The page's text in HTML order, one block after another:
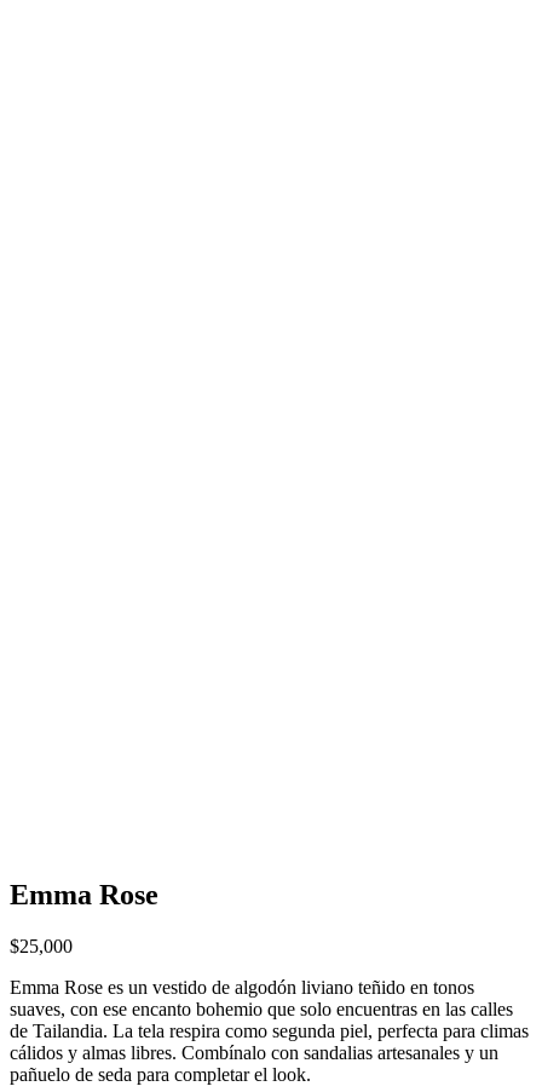
Emma Rose
$25,000
Emma Rose es un vestido de algodón liviano teñido en tonos
suaves, con ese encanto bohemio que solo encuentras en las calles
de Tailandia. La tela respira como segunda piel, perfecta para climas
cálidos y almas libres. Combínalo con sandalias artesanales y un
pañuelo de seda para completar el look.